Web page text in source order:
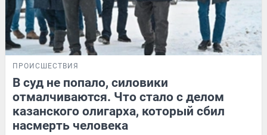
ПРОИСШЕСТВИЯ
В суд не попало, силовики
отмалчиваются. Что стало с делом
казанского олигарха, который сбил
насмерть человека